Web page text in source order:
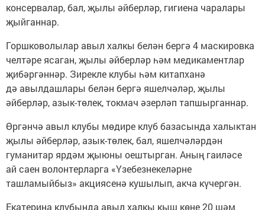
консервалар, бал, җылы әйберләр, гигиена чаралары
җыйганнар.
Горшковолылар авыл халкы белән бергә 4 маскировка
челтәре ясаган, җылы әйберләр һәм медикаментлар
җибәргәннәр. Зирекле клубы һәм китапханә
дә авылдашлары белән бергә яшелчәләр, җылы
әйберләр, азык-төлек, токмач әзерләп тапшырганнар.
Өргәнчә авыл клубы мөдире клуб базасында халыктан
җылы әйберләр, азык-төлек, бал, яшелчәләрдән
гуманитар ярдәм җыюны оештырган. Аның гаиләсе
ай саен волонтерларга «Үзебезнекеләрне
ташламыйбыз» акциясенә кушылып, акча күчергән.
Екатерина клубында авыл халкы кыш көне 20 шәм